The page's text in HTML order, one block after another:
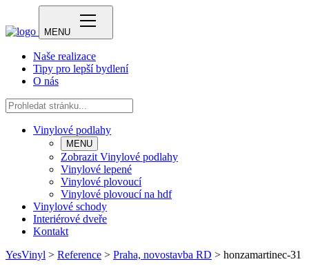
MENU
Naše realizace
Tipy pro lepší bydlení
O nás
Vinylové podlahy
MENU
Zobrazit Vinylové podlahy
Vinylové lepené
Vinylové plovoucí
Vinylové plovoucí na hdf
Vinylové schody
Interiérové dveře
Kontakt
YesVinyl > Reference > Praha, novostavba RD > honzamartinec-31